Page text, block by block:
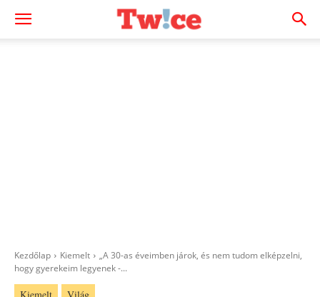
Kezdőlap Kiemelt
„A 30-as éveimben járok, és nem tudom elképzelni,
hogy gyerekeim legyenek -...